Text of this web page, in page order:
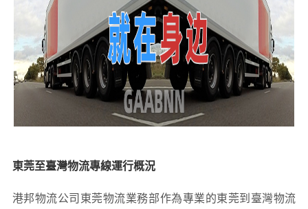
東莞至臺灣物流專線運行概況
港邦物流公司東莞物流業務部作為專業的東莞到臺灣物流